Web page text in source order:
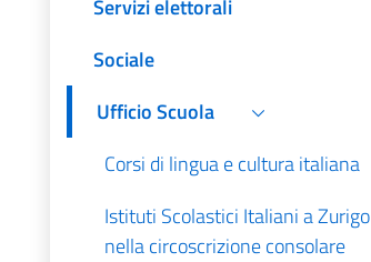
Servizi elettorali
Sociale
Ufficio Scuola
Corsi di lingua e cultura italiana
Istituti Scolastici Italiani a Zurigo
nella circoscrizione consolare